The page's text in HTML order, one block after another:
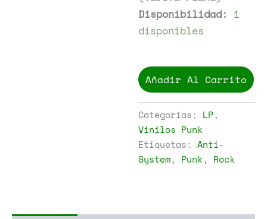
Disponibilidad: 1
disponibles
System
-
Laughing
Matter
cantidad
Añadir Al Carrito
Categorías: LP,
Vinilos Punk
Etiquetas:Anti-
System, Punk, Rock